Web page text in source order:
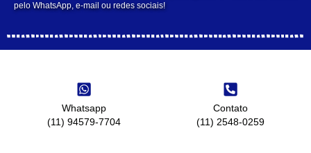
pelo WhatsApp, e-mail ou redes sociais!
Whatsapp
(11) 94579-7704
Contato
(11) 2548-0259